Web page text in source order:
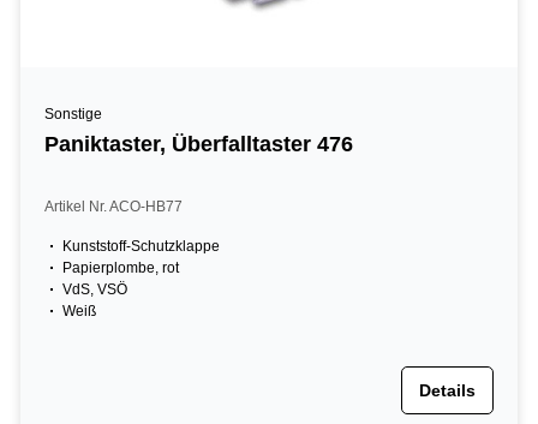
Sonstige
Paniktaster, Überfalltaster 476
Artikel Nr. ACO-HB77
Kunststoff-Schutzklappe
Papierplombe, rot
VdS, VSÖ
Weiß
Details